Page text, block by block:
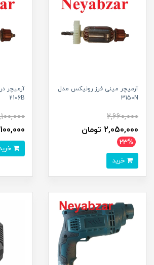
آرمیچر مینی فرز رونیکس مدل
3150N
2,660,000
2,050,000 تومان
23%
آرمیچر
2106B
1,100,000